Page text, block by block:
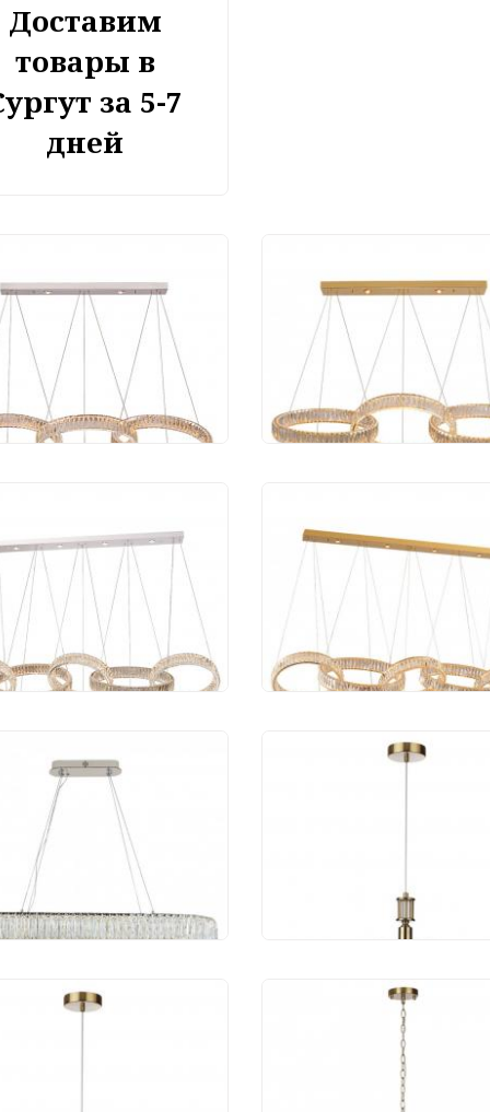
Доставим
товары в
за 5-7
дней
8243/S chrome
502 руб.
Newport 8243/S gold
127 719 руб.
8245/S chrome
625 руб.
Newport 8245/S gold
154 200 руб.
светильник
8240/90 oval
руб.
Подвесной
светильник
Подвесной
Odeon Light Saga